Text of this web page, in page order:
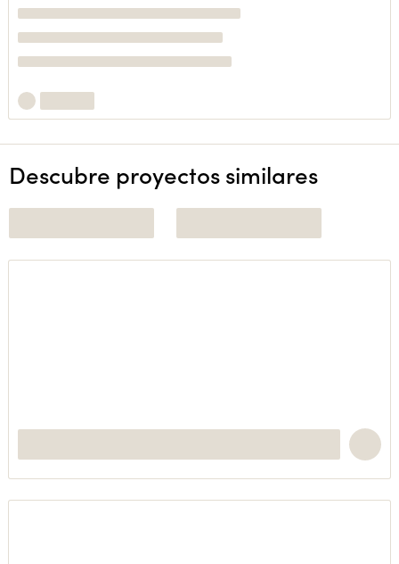
Descubre proyectos similares